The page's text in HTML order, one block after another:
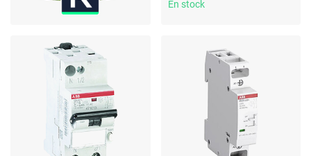
automatiques
En stock